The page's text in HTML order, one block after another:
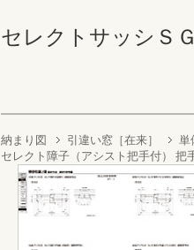
セレクトサッシＳ
納まり図 引違い窓［在来］ 単
セレクト障子（アシスト把手付） 把